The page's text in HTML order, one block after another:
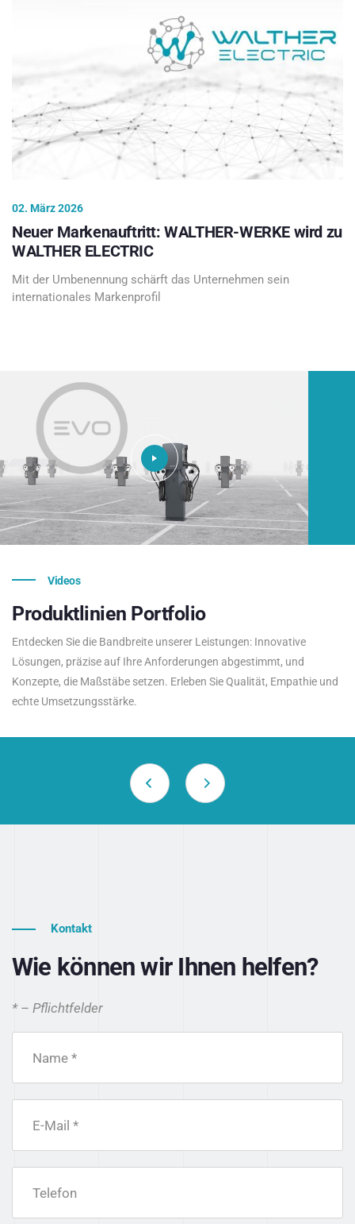
02. März 2026
Neuer Markenauftritt: WALTHER-WERKE wird zu
WALTHER ELECTRIC
Mit der Umbenennung schärft das Unternehmen sein
internationales Markenprofil
Videos
Produktlinien Portfolio
Entdecken Sie die Bandbreite unserer Leistungen: Innovative
Lösungen, präzise auf Ihre Anforderungen abgestimmt, und
Konzepte, die Maßstäbe setzen. Erleben Sie Qualität, Empathie und
echte Umsetzungsstärke.
Kontakt
Wie können wir Ihnen helfen?
* – Pflichtfelder
Name *
E-Mail *
Telefon